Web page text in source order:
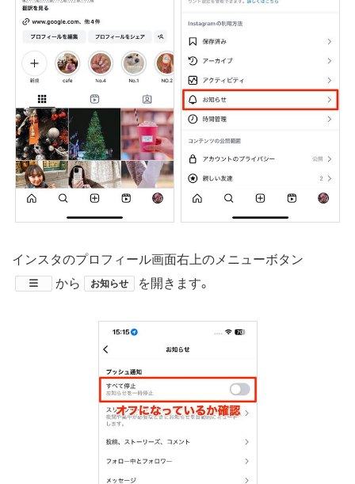
インスタのプロフィール画面右上のメニューボタン
​から
お知らせ を開きます。